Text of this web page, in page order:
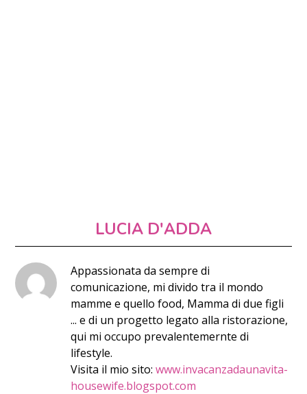
LUCIA D'ADDA
Appassionata da sempre di
comunicazione, mi divido tra il mondo
mamme e quello food, Mamma di due figli
... e di un progetto legato alla ristorazione,
qui mi occupo prevalentemernte di
lifestyle.
Visita il mio sito:www.invacanzadaunavita-
housewife.blogspot.com